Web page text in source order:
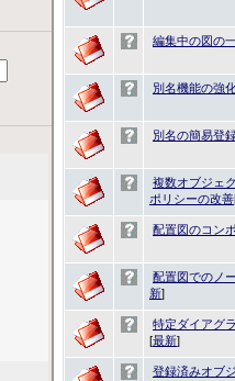
編集中の図の
別名機能の強
別名の簡易登
複数オブジェ
ポリシーの改善
配置図のコン
配置図でのノ
新]
特定ダイアグ
[最新]
登録済みオブ